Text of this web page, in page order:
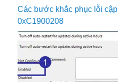
Các bước khắc phục lỗi
0xC1900208